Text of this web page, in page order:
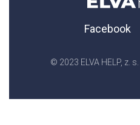
Facebook
© 2023 ELVA HELP, z. s.